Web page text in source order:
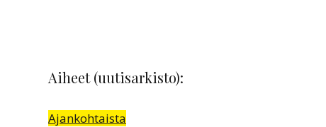
Aiheet (uutisarkisto):
Ajankohtaista